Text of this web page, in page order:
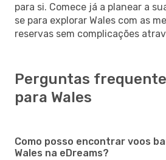
para si. Comece já a planear a
se para explorar Wales com as
reservas sem complicações
Perguntas
para Wales
Como posso encontrar voos
Wales na eDreams?